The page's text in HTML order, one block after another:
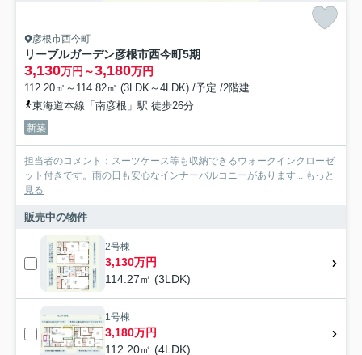
彦根市西今町
リーブルガーデン彦根市西今町5期
3,130万円～3,180万円
112.20㎡～114.82㎡ (3LDK～4LDK) /予定 /2階建
東海道本線「南彦根」駅 徒歩26分
新築
担当者のコメント：スーツケース等も収納できるウォークインクローゼ
ット付きです。雨の日も安心なインナーバルコニーがあります... もっと
見る
販売中の物件
2号棟
3,130万円
114.27㎡ (3LDK)
1号棟
3,180万円
112.20㎡ (4LDK)